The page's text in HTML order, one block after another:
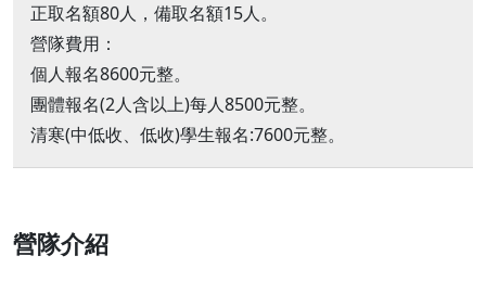
正取名額80人，備取名額15人。
營隊費用：
個人報名8600元整。
團體報名(2人含以上)每人8500元整。
清寒(中低收、低收)學生報名:7600元整。
營隊介紹